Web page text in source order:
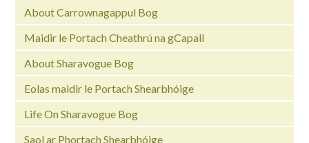
About Carrownagappul Bog
Maidir le Portach Cheathrú na gCapall
About Sharavogue Bog
Eolas maidir le Portach Shearbhóige
Life On Sharavogue Bog
Saol ar Phortach Shearbhóige